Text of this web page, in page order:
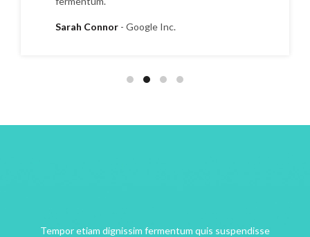
Sarah Connor Google Inc.
Tempor etiam dignissim fermentum quis suspendisse